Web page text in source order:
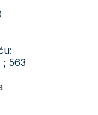
; 563